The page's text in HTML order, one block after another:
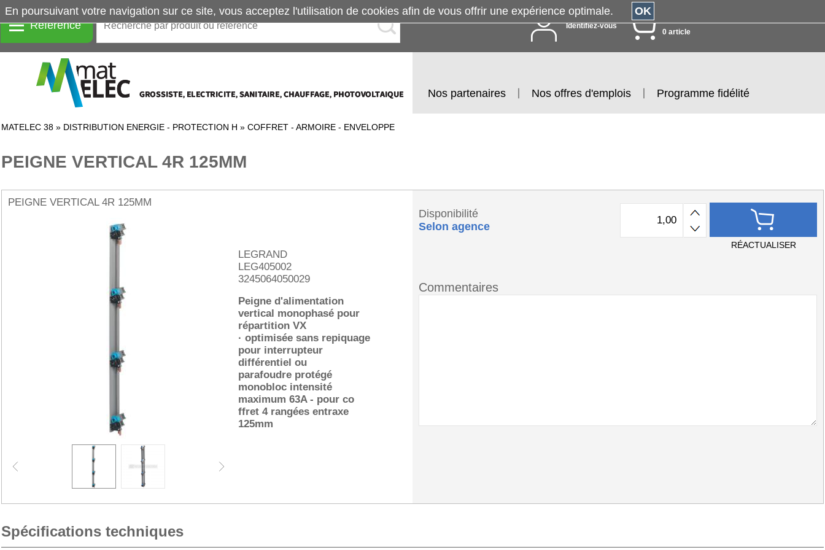
Référence Identifiez-vous
0 article
Nos partenaires Nos offres d'emplois Programme fidélité
MATELEC 38 » DISTRIBUTION ENERGIE - PROTECTION H » COFFRET - ARMOIRE - ENVELOPPE
PEIGNE VERTICAL 4R 125MM
PEIGNE VERTICAL 4R 125MM
LEGRAND
LEG405002
3245064050029
Peigne d'alimentation
vertical monophasé pour
répartition VX
· optimisée sans repiquage
pour interrupteur
différentiel ou
parafoudre protégé
monobloc intensité
maximum 63A - pour co
ffret 4 rangées entraxe
125mm
Disponibilité
Selon agence
RÉACTUALISER
Commentaires
Spécifications techniques
En poursuivant votre navigation sur ce site, vous acceptez l'utilisation de cookies afin de vous offrir une expérience optimale. OK